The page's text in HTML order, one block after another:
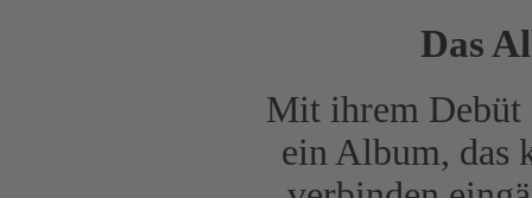
Das
Mit ihrem Debüt
ein Album, das